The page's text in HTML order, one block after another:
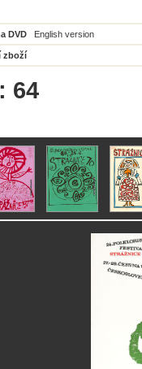
DVD English version
zboží
64